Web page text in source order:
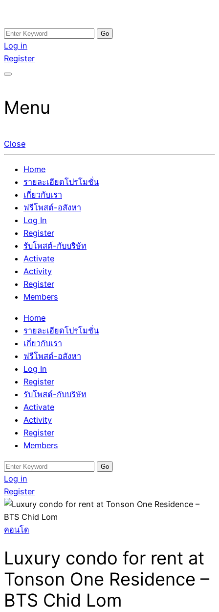
Skip
to
content
อสังหาโพสต์ รีวิวเยอะ รับจ้างโพสต์ขายบ้าน รับจ้างโพสต์อสัง
หา แตกต่างอย่างตั้งใจ รับรองผล อันดับ1 การโพสต์ขายอสังหา
กับทีมงานบริษัท บ้าน ที่ดิน คอนโด ติดGoogleหน้าแรกได้จริงๆ
รับจ้างโพสอสังหา ขายบ้าน อสังหาโพสต์ เชื่อถือได้จริง รับ
โพสต์ ที่ดิน กับทีมงานบริษัท ถูกและดีที่สุด ไม่มีค่านายหน้า
ขายได้จริงๆ ช่วยสร้างโอกาสในการขายได้มากกว่า ที่เดียว ที่
Search
for:
Log in
Register
Menu
Close
Home
รายละเอียดโปรโมชั่น
เกี่ยวกับเรา
ฟรีโพสต์-อสังหา
Log In
Register
รับโพสต์-กับบริษัท
Activate
Activity
Register
Members
Home
รายละเอียดโปรโมชั่น
เกี่ยวกับเรา
ฟรีโพสต์-อสังหา
Log In
Register
รับโพสต์-กับบริษัท
Activate
Activity
Register
Members
Search
for:
Log in
Register
คอนโด
Luxury condo for rent at
Tonson One Residence –
BTS Chid Lom